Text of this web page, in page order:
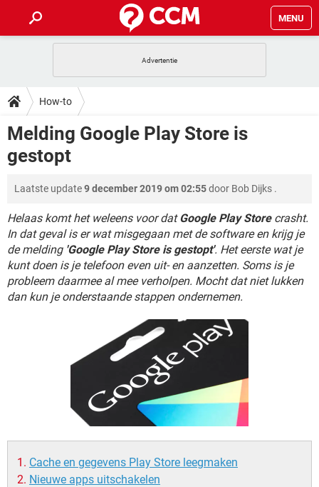
MENU
INSTAGRAM
NETFLIX CORONAVIRUS
GRATIS
HOW-TO
VIDEOBELLEN
INSTAGRAM WINDOWS 10
NETFLIX
GRATIS SNAPCHAT
TIKTOK
DOWNLOADS
VIDEOBELLEN
GRATIS SNAPCHAT
TIKTOK
FORUM
VIDEOBELLEN GAMES
INSTAGRAM WINDOWS 10
NETFLIX CORONAVIRUS
GRATIS SNAPCHAT
TIKTOK
VIDEOBELLEN
INSTAGRAM WINDOWS 10
NETFLIX CORONAVIRUS
GRATIS SNAPCHAT
How-to
Melding Google Play Store is
gestopt
Laatste update9 december 2019 om 02:55door Bob Dijks .
Helaas komt het weleens voor datGoogle Play Storecrasht.
In dat geval is er wat misgegaan met de software en krijg je
de melding 'Google Play Store is gestopt'. Het eerste wat je
kunt doen is je telefoon even uit- en aanzetten. Soms is je
probleem daarmee al mee verholpen. Mocht dat niet lukken
dan kun je onderstaande stappen ondernemen.
Cache en gegevens Play Store leegmaken
Nieuwe apps uitschakelen